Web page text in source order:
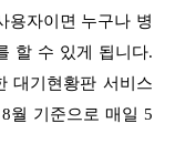
용자이면 누구나 병
할 수 있게 됩니다.
대기현황판 서비스
월 기준으로 매일 5